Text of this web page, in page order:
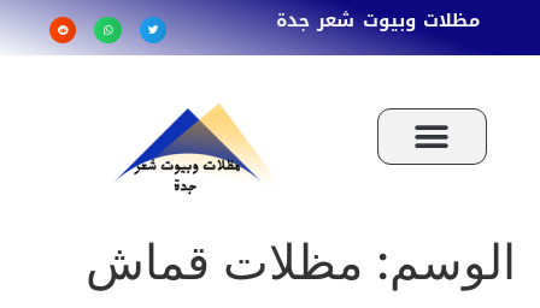
مظلات وبيوت شعر جدة
الوسم: مظلات قماش